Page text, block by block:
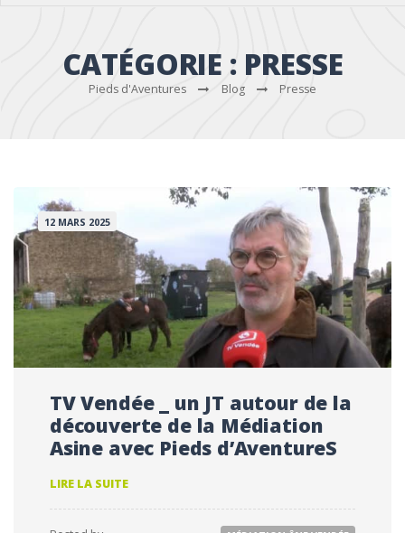
CATÉGORIE : PRESSE
Pieds d'Aventures Blog Presse
12 MARS 2025
TV Vendée _ un JT autour de la
découverte de la Médiation
Asine avec Pieds d’AventureS
LIRE LA SUITETV
_